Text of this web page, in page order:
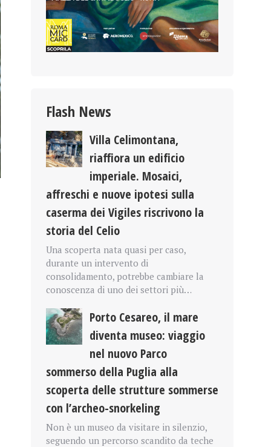
Flash News
Villa Celimontana,
riaffiora un edificio
imperiale. Mosaici,
affreschi e nuove ipotesi sulla
caserma dei Vigiles riscrivono la
storia del Celio
Una scoperta nata quasi per caso,
durante un intervento di
consolidamento, potrebbe cambiare la
conoscenza di uno dei settori più…
Porto Cesareo, il mare
diventa museo: viaggio
nel nuovo Parco
sommerso della Puglia alla
scoperta delle strutture sommerse
con l’archeo-snorkeling
Non è un museo da visitare in silenzio,
seguendo un percorso scandito da teche